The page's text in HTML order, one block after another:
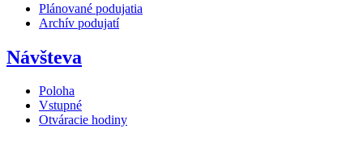
Plánované podujatia
Archív podujatí
Návšteva
Poloha
Vstupné
Otváracie hodiny